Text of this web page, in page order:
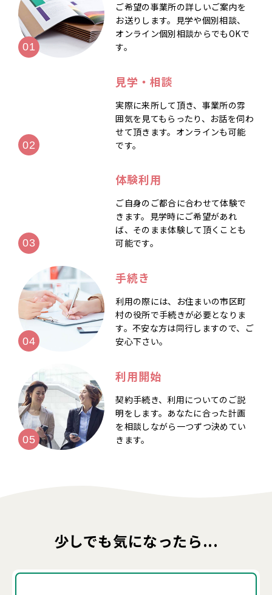
ご希望の事業所の詳しいご案内を
お送りします。見学や個別相談、
オンライン個別相談からでもOKで
す。
見学・相談
実際に来所して頂き、事業所の雰
囲気を見てもらったり、お話を伺わ
せて頂きます。オンラインも可能
です。
体験利用
ご自身のご都合に合わせて体験で
きます。見学時にご希望があれ
ば、そのまま体験して頂くことも
可能です。
手続き
利用の際には、お住まいの市区町
村の役所で手続きが必要となりま
す。不安な方は同行しますので、ご
安心下さい。
利用開始
契約手続き、利用についてのご説
明をします。あなたに合った計画
を相談しながら一つずつ決めてい
きます。
少しでも気になったら...